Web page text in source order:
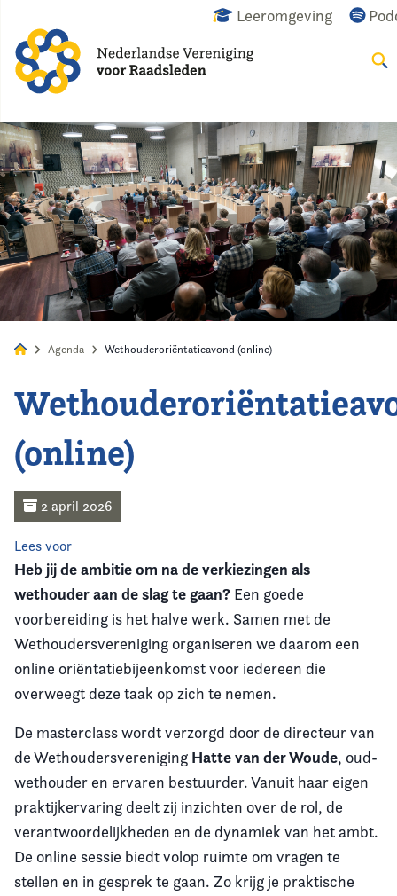
Leeromgeving
Alles Nieuws Agenda Raadslid
Home
Agenda
Nieuws
Opleiding & Ontwikkeling
Kennis & Informatie
Vereniging
Agenda Wethouderoriëntatieavond (online)
(online)
2 april 2026
Lees voor
Heb jij de ambitie om na de verkiezingen als
wethouder aan de slag te gaan? Een goede
voorbereiding is het halve werk. Samen met de
Wethoudersvereniging organiseren we daarom een
online oriëntatiebijeenkomst voor iedereen die
overweegt deze taak op zich te nemen.
De masterclass wordt verzorgd door de directeur van
de Wethoudersvereniging Hatte van der Woude, oud-
wethouder en ervaren bestuurder. Vanuit haar eigen
praktijkervaring deelt zij inzichten over de rol, de
verantwoordelijkheden en de dynamiek van het ambt.
De online sessie biedt volop ruimte om vragen te
stellen en in gesprek te gaan. Zo krijg je praktische